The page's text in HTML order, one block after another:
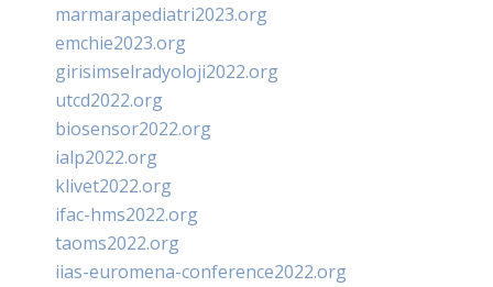
marmarapediatri2023.org
emchie2023.org
girisimselradyoloji2022.org
utcd2022.org
biosensor2022.org
ialp2022.org
klivet2022.org
ifac-hms2022.org
taoms2022.org
iias-euromena-conference2022.org